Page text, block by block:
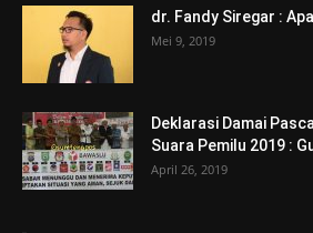
dr. Fandy Siregar :
Mei 9, 2019
Deklarasi Damai
Suara Pemilu 2019 :
April 26, 2019